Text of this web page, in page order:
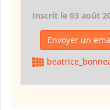
Inscrit le 03 août
Envoyer un